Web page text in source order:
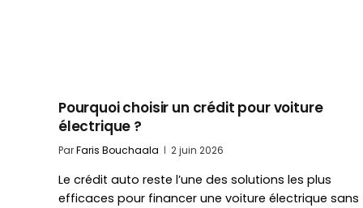
Pourquoi choisir un crédit pour voiture
électrique ?
ParFaris Bouchaala 2 juin 2026
Le crédit auto reste l’une des solutions les plus
efficaces pour financer une voiture électrique sans